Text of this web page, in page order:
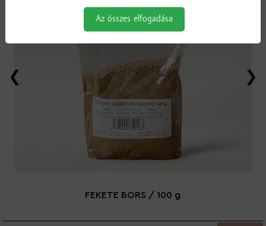
FEKETE BORS / 100 g
Az összes elfogadása